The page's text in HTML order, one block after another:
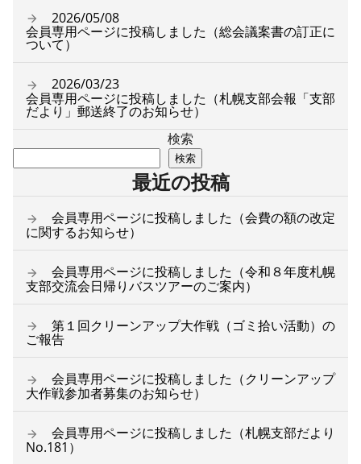
2026/05/08
会員専用ページに投稿しました（総会議案書の訂正に
ついて）
2026/03/23
会員専用ページに投稿しました（札幌支部会報「支部
だより」郵送終了のお知らせ）
検索
検索
最近の投稿
会員専用ページに投稿しました（会費の額の改定
に関するお知らせ）
会員専用ページに投稿しました（令和８年度札幌
支部交流会日帰りバスツアーのご案内）
第１回クリーンアップ大作戦（ゴミ拾い活動）の
ご報告
会員専用ページに投稿しました（クリーンアップ
大作戦参加者募集のお知らせ）
会員専用ページに投稿しました（札幌支部だより
No.181）